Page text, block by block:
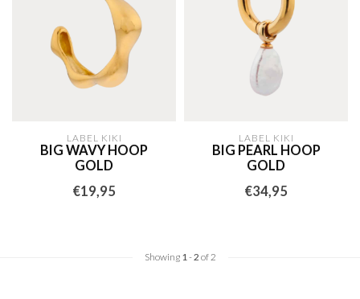
LABEL KIKI
BIG WAVY HOOP
GOLD
€19,95
LABEL KIKI
BIG PEARL HOOP
GOLD
€34,95
Showing 1-2 of 2